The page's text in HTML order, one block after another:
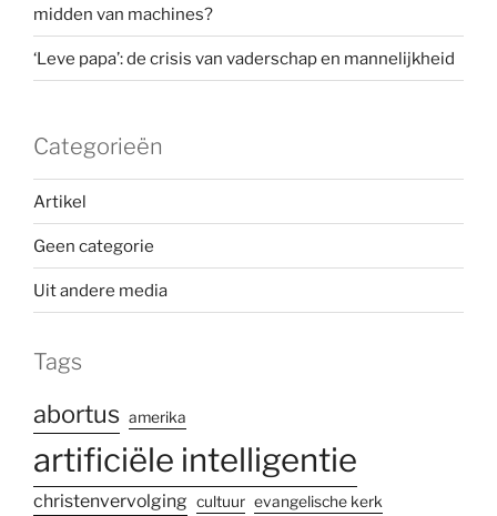
midden van machines?
‘Leve papa’: de crisis van vaderschap en mannelijkheid
Categorieën
Artikel
Geen categorie
Uit andere media
Tags
abortus amerika
artificiële intelligentie
christenvervolging cultuur evangelische kerk